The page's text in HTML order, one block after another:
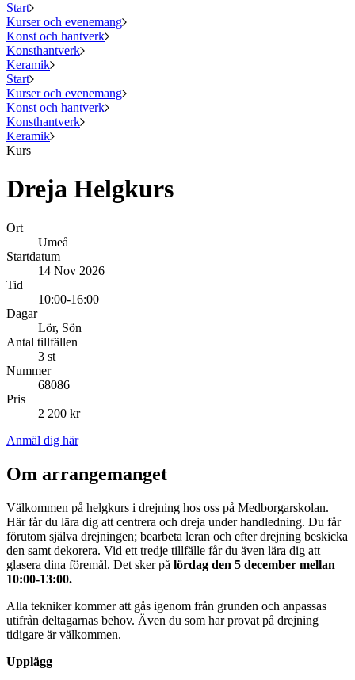
Start
Kurser och evenemang
Konst och hantverk
Konsthantverk
Keramik
Start
Kurser och evenemang
Konst och hantverk
Konsthantverk
Keramik
Kurs
Dreja Helgkurs
Ort
Umeå
Startdatum
14 Nov 2026
Tid
10:00-16:00
Dagar
Lör, Sön
Antal tillfällen
3 st
Nummer
68086
Pris
2 200 kr
Anmäl dig här
Om arrangemanget
Välkommen på helgkurs i drejning hos oss på Medborgarskolan.
Här får du lära dig att centrera och dreja under handledning. Du får
förutom själva drejningen; bearbeta leran och efter drejning beskicka
den samt dekorera. Vid ett tredje tillfälle får du även lära dig att
glasera dina föremål. Det sker på lördag den 5 december mellan
10:00-13:00.
Alla tekniker kommer att gås igenom från grunden och anpassas
utifrån deltagarnas behov. Även du som har provat på drejning
tidigare är välkommen.
Upplägg